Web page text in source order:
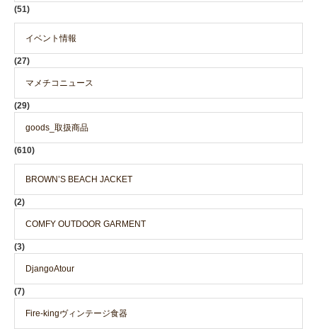
(51)
イベント情報
(27)
マメチコニュース
(29)
goods_取扱商品
(610)
BROWN’S BEACH JACKET
(2)
COMFY OUTDOOR GARMENT
(3)
DjangoAtour
(7)
Fire-kingヴィンテージ食器